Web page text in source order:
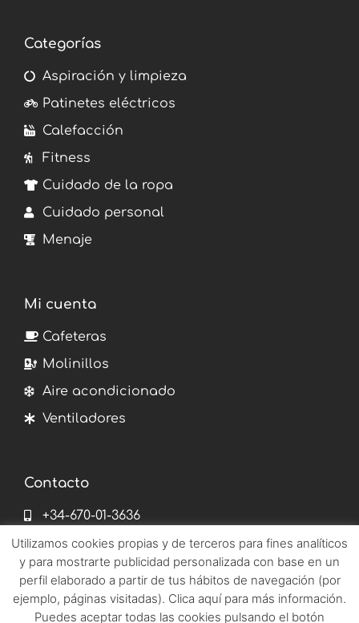
Categorías
Aspiración y limpieza
Patinetes eléctricos
Calefacción
Fitness
Cuidado de la ropa
Cuidado personal
Menaje
Mi cuenta
Cafeteras
Molinillos
Aire acondicionado
Ventiladores
Contacto
+34-670-01-3636
info@emetronix.es
pages del corro 182 41010 Sevilla
Utilizamos cookies propias y de terceros para fines analíticos
y para mostrarte publicidad personalizada con base en un
perfil elaborado a partir de tus hábitos de navegación (por
ejemplo, páginas visitadas). Clica aquí para más información.
Puedes aceptar todas las cookies pulsando el botón